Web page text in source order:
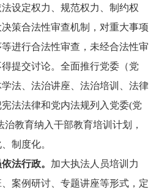
设定权力、规范权力、制约权
策合法性审查机制，对重大事项
进行合法性审查，未经合法性审
提交讨论。全面推行党委（党
法、法治讲座、法治培训、法律
法法律和党内法规列入党委(党
教育纳入干部教育培训计划，
制度化。
法行政。 加大执法人员培训力
案例研讨、专题讲座等形式，定